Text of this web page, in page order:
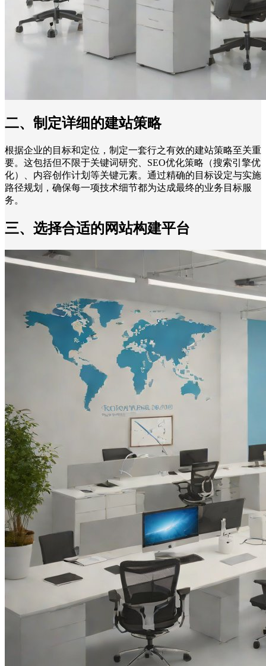
二、制定详细的建站策略
根据企业的目标和定位，制定一套行之有效的建站策略至关重
要。这包括但不限于关键词研究、SEO优化策略（搜索引擎优
化）、内容创作计划等关键元素。通过精确的目标设定与实施
路径规划，确保每一项技术细节都为达成最终的业务目标服
务。
三、选择合适的网站构建平台